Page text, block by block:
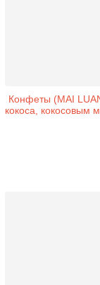
Конфеты (MAI
кокоса, кокосовым